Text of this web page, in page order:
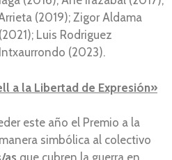
(2019); Zigor Aldama
Luis Rodriguez
(2023).
a la Libertad de Expresión»
este año el Premio a la
simbólica al colectivo
as que cubren la guerra en